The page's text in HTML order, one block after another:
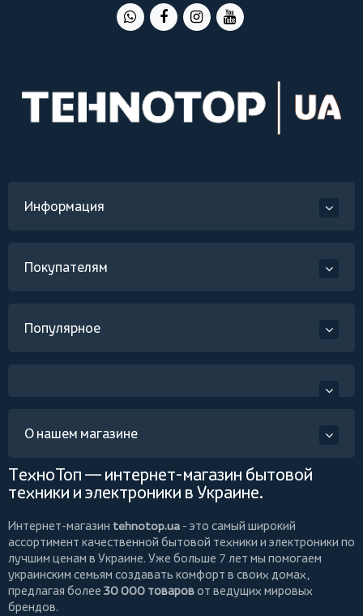
Информация
Покупателям
Популярное
О нашем магазине
ТехноТоп — интернет-магазин бытовой
техники и электроники в Украине.
Интернет-магазин tehnotop.ua - это самый широкий
ассортимент качественной бытовой техники и электроники по
лучшим ценам в Украине. Уже больше 7 лет мы помогаем
украинским семьям создавать комфорт в своих домах,
предлагая более 30 000 товаровот ведущих мировых
брендов.